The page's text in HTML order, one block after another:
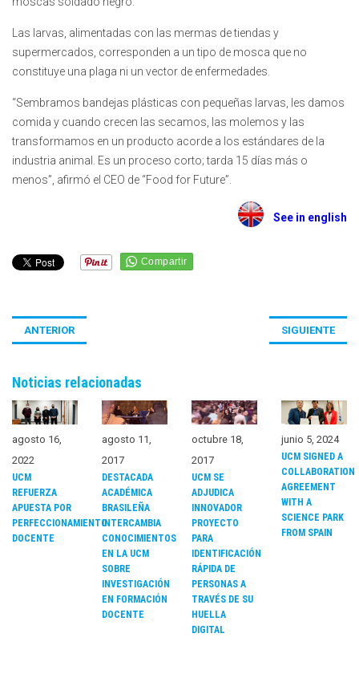
Las larvas, alimentadas con las mermas de tiendas y
supermercados, corresponden a un tipo de mosca que no
constituye una plaga ni un vector de enfermedades.
“Sembramos bandejas plásticas con pequeñas larvas, les damos
comida y cuando crecen las secamos, las molemos y las
transformamos en un producto acorde a los estándares de la
industria animal. Es un proceso corto; tarda 15 días más o
menos”, afirmó el CEO de “Food for Future”.
See in english
ANTERIOR SIGUIENTE
Noticias relacionadas
agosto 16,
2022
UCM
REFUERZA
APUESTA POR
PERFECCIONAMIENTO
DOCENTE
agosto 11,
2017
DESTACADA
ACADÉMICA
BRASILEÑA
INTERCAMBIA
CONOCIMIENTOS
EN LA UCM
SOBRE
INVESTIGACIÓN
EN FORMACIÓN
DOCENTE
octubre 18,
2017
UCM SE
ADJUDICA
INNOVADOR
PROYECTO
PARA
IDENTIFICACIÓN
RÁPIDA DE
PERSONAS A
TRAVÉS DE SU
HUELLA
DIGITAL
junio 5, 2024
UCM SIGNED A
COLLABORATION
AGREEMENT
WITH A
SCIENCE PARK
FROM SPAIN